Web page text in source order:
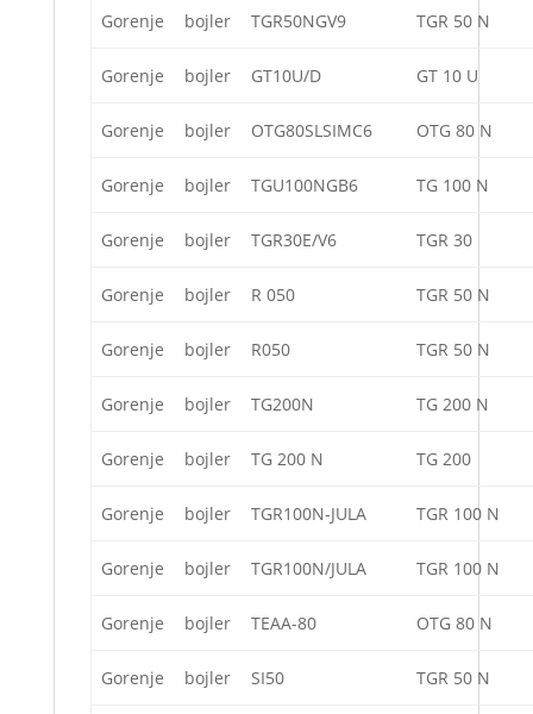
Gorenje bojler TGR50NGV9 TGR 50 N
Gorenje bojler GT10U/D GT 10 U
Gorenje bojler OTG80SLSIMC6 OTG 80 N
Gorenje bojler TGU100NGB6 TG 100 N
Gorenje bojler TGR30E/V6 TGR 30
Gorenje bojler R 050 TGR 50 N
Gorenje bojler R050 TGR 50 N
Gorenje bojler TG200N TG 200 N
Gorenje bojler TG 200 N TG 200
Gorenje bojler TGR100N-JULA TGR 100 N
Gorenje bojler TGR100N/JULA TGR 100 N
Gorenje bojler TEAA-80 OTG 80 N
Gorenje bojler SI50 TGR 50 N